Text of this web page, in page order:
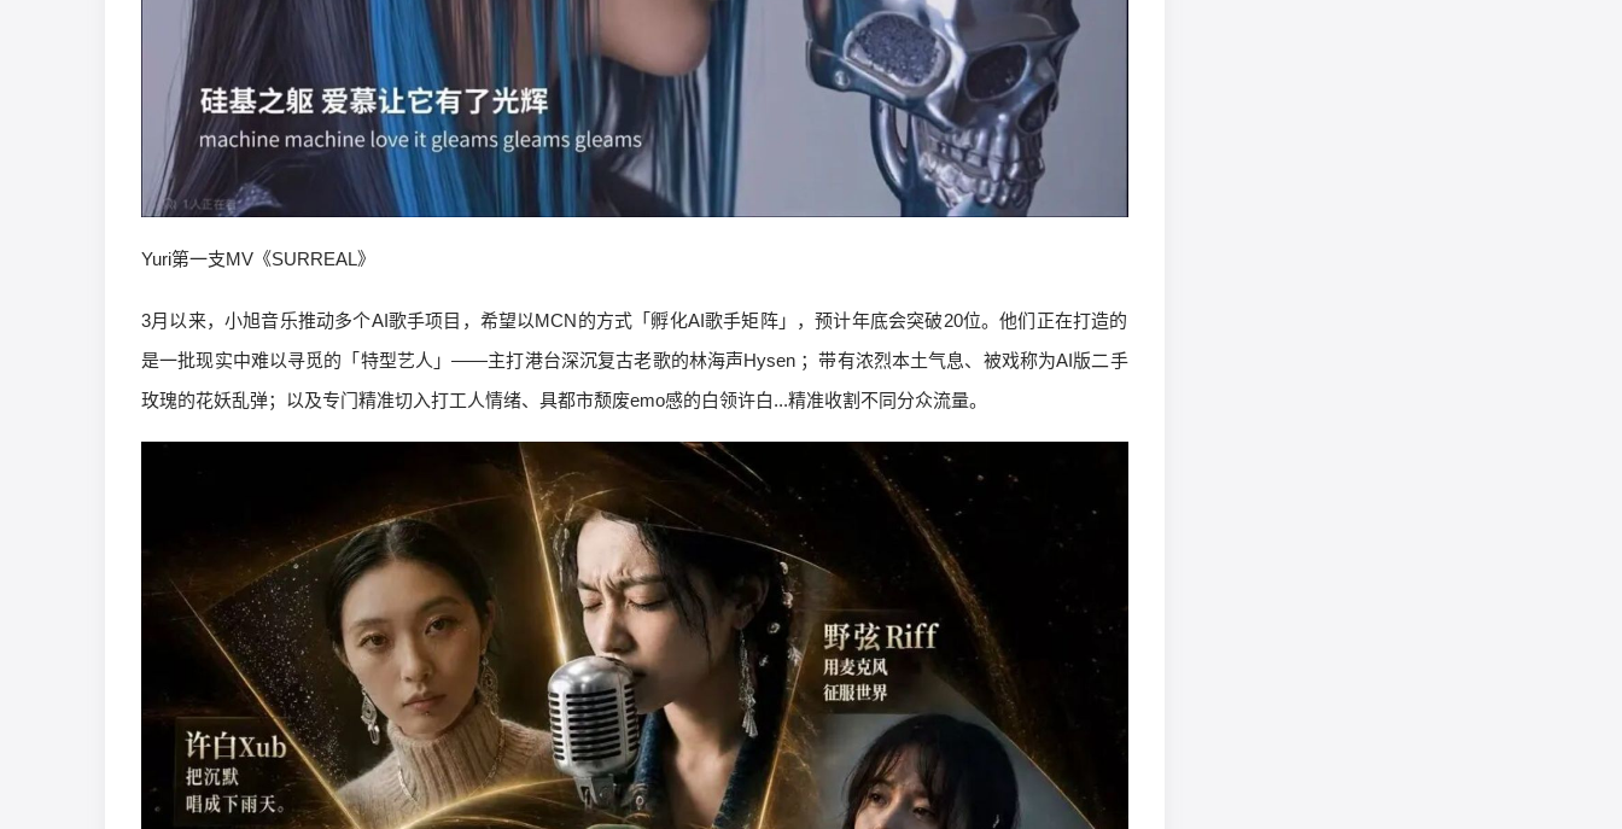
Yuri第一支MV《SURREAL》
3月以来，小旭音乐推动多个AI歌手项目，希望以MCN的方式「孵化AI歌手矩阵」，预计年底会突破20位。他们正在打造的
是一批现实中难以寻觅的「特型艺人」——主打港台深沉复古老歌的林海声Hysen ；带有浓烈本土气息、被戏称为AI版二手
玫瑰的花妖乱弹；以及专门精准切入打工人情绪、具都市颓废emo感的白领许白...精准收割不同分众流量。